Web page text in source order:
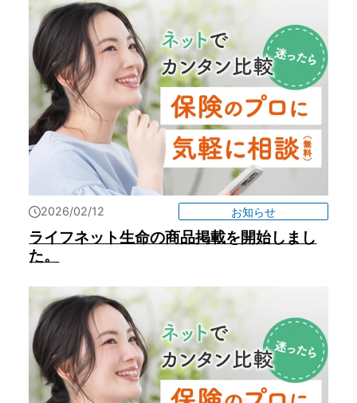
2026/02/12 お知らせ
ライフネット生命の商品掲載を開始しまし
た。